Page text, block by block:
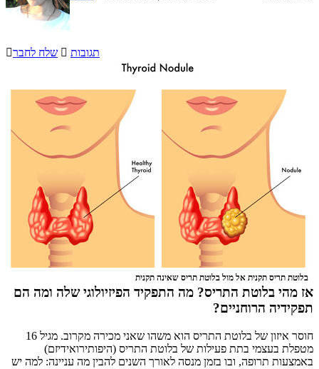
שלח לחבר  תגובות
בלוטת תריס תקנית אל מול בלוטת תריס שאינה תקנית
אז מהי בלוטת התריס? מה התפקיד הפיזיולוגי שלה ומה הם
תפקידיה הרוחניים?
חוסר איזון של בלוטת התריס הוא משהו שאני מכירה מקרוב. מגיל 16
מטפלת בעצמי בתת פעילות של בלוטת התריס (היפותירואידיזם)
באמצעות תרופה, ובו בזמן מנסה לאורך השנים להבין מה עניינה: למה יש